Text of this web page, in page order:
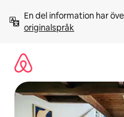
innehåll
En del information har
originalspråk